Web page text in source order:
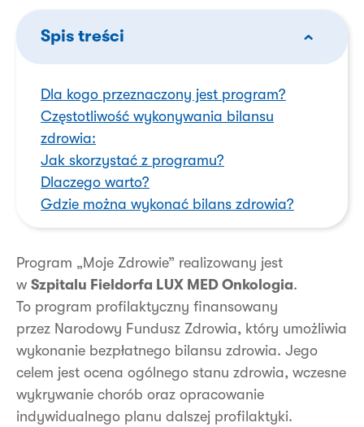
Spis treści
Dla kogo przeznaczony jest program?
Częstotliwość wykonywania bilansu
zdrowia:
Jak skorzystać z programu?
Dlaczego warto?
Gdzie można wykonać bilans zdrowia?
Program „Moje Zdrowie” realizowany jest
w Szpitalu Fieldorfa LUX MED Onkologia.
To program profilaktyczny finansowany
przez Narodowy Fundusz Zdrowia, który umożliwia
wykonanie bezpłatnego bilansu zdrowia. Jego
celem jest ocena ogólnego stanu zdrowia, wczesne
wykrywanie chorób oraz opracowanie
indywidualnego planu dalszej profilaktyki.